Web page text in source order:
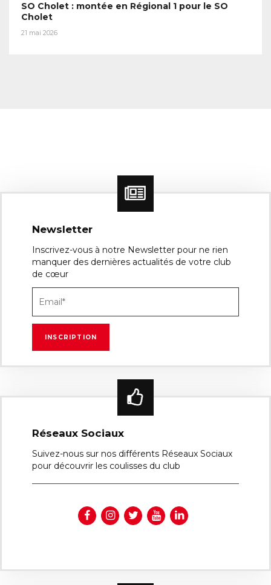
SO Cholet : montée en Régional 1 pour le SO
Cholet
21 mai 2026
Newsletter
Inscrivez-vous à notre Newsletter pour ne rien
manquer des dernières actualités de votre club
de cœur
Réseaux Sociaux
Suivez-nous sur nos différents Réseaux Sociaux
pour découvrir les coulisses du club